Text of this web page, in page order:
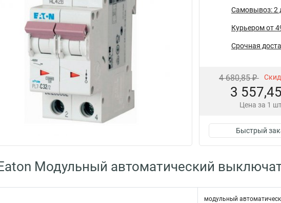
Самовывоз: 2
Курьером от
Срочная
4 680,85 ₽
3
Цена за 1
Быстрый
Модульный автоматический
модульный